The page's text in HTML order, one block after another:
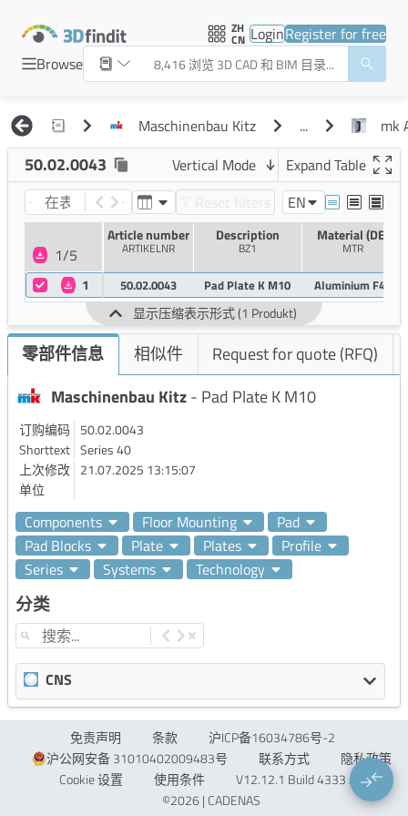
Browse
ZH
CN LoginRegister for free
Maschinenbau Kitz ... mk
50.02.0043 Vertical Mode
Expand Table
EN
1/5
Article number
ARTIKELNR
Description
BZ1
Material (DE)
MTR
1 50.02.0043 Pad Plate K M10 Aluminium F40
显示压缩表示形式 (1 Produkt)
零部件信息 相似件
Request for quote (RFQ)
Maschinenbau Kitz- Pad Plate K M10
订购编码
50.02.0043
Shorttext Series 40
上次修改 21.07.2025 13:15:07
单位
Components Floor Mounting
Pad
Pad Blocks
Plate Plates
Profile
Series
Systems Technology
分类
CNS
CNSERPBASE Object Properties
Order Number 50.02.0043
CNSPHYPROP Physical Properties
免责声明 条款
沪ICP备16034786号-2
沪公网安备 31010402009483号
联系方式
隐私政策
Cookie 设置
使用条件
V12.12.1 Build 4333 / 1
©2026 | CADENAS